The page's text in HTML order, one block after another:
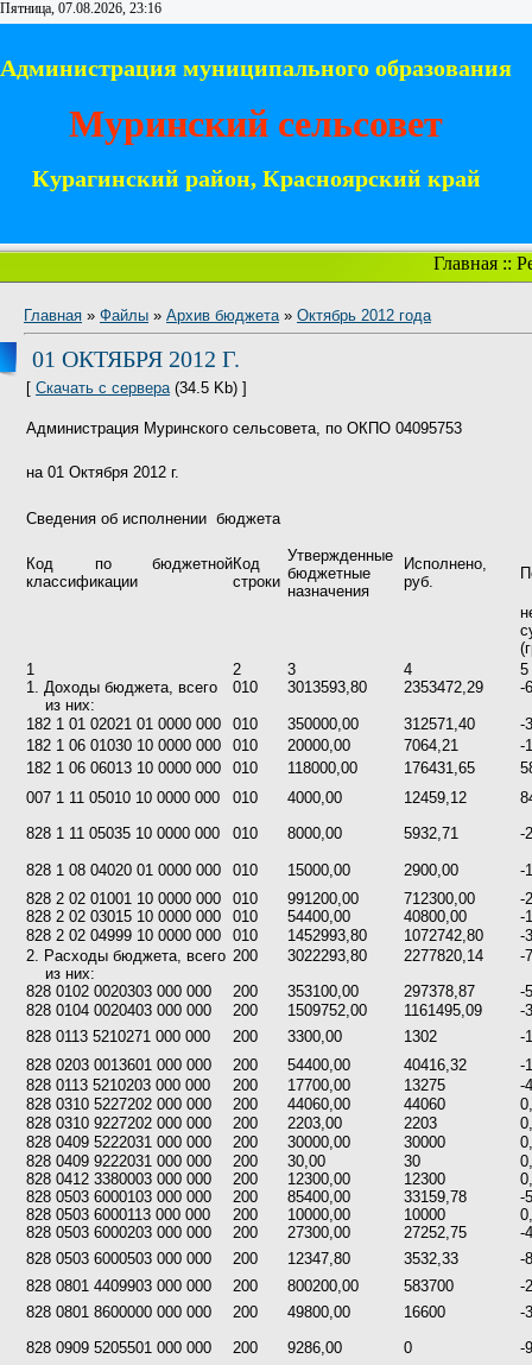
Пятница, 07.08.2026, 23:16
Администрация муниципального образования
Муринский сельсовет
Курагинский район, Красноярский край
Главная::
Главная » Файлы » Архив бюджета» Октябрь 2012 года
01 ОКТЯБРЯ 2012 Г.
[ Скачать с сервера(34.5 Kb) ]
Администрация Муринского сельсовета, по ОКПО 04095753
на 01 Октября 2012 г.
Сведения об исполнении бюджета
Код по бюджетной
классификации
Код
строки
Утвержденные
бюджетные
назначения
Исполнено,
руб.
1
2 3 4
5
1. Доходы бюджета, всего
010 3013593,80 2353472,29
-
из них:
182 1 01 02021 01 0000 000
010 350000,00 312571,40
-
182 1 06 01030 10 0000 000
010 20000,00 7064,21
-
182 1 06 06013 10 0000 000
010 118000,00 176431,65
007 1 11 05010 10 0000 000
010 4000,00 12459,12
828 1 11 05035 10 0000 000
010 8000,00 5932,71 -
828 1 08 04020 01 0000 000 010 15000,00 2900,00
-
828 2 02 01001 10 0000 000
010 991200,00 712300,00
-
828 2 02 03015 10 0000 000
010 54400,00 40800,00
-
828 2 02 04999 10 0000 000
010 1452993,80 1072742,80
-
2. Расходы бюджета, всего 200 3022293,80 2277820,14
-
из них:
828 0102 0020303 000 000
200 353100,00 297378,87
-
828 0104 0020403 000 000
200 1509752,00 1161495,09
-
828 0113 5210271 000 000
200 3300,00 1302
-
828 0203 0013601 000 000
200 54400,00 40416,32
-
828 0113 5210203 000 000
200 17700,00 13275
-
828 0310 5227202 000 000
200 44060,00 44060
828 0310 9227202 000 000
200 2203,00 2203
828 0409 5222031 000 000
200 30000,00 30000
828 0409 9222031 000 000
200 30,00 30
828 0412 3380003 000 000
200 12300,00 12300
828 0503 6000103 000 000
200 85400,00 33159,78
-
828 0503 6000113 000 000
200 10000,00 10000
828 0503 6000203 000 000
200 27300,00 27252,75
-
828 0503 6000503 000 000
200 12347,80 3532,33
-
828 0801 4409903 000 000
200 800200,00 583700
-
828 0801 8600000 000 000
200 49800,00 16600
-
828 0909 5205501 000 000
200 9286,00 0
-